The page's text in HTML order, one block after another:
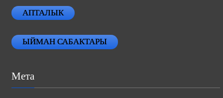
АПТАЛЫК
ЫЙМАН САБАКТАРЫ
Мета